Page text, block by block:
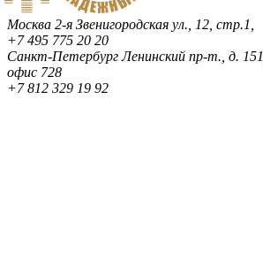
Москва 2-я Звенигородская ул., 12, стр.1,
+7 495 775 20 20
Санкт-ПетербургЛенинский пр-т., д. 151,
офис 728
+7 812 329 19 92